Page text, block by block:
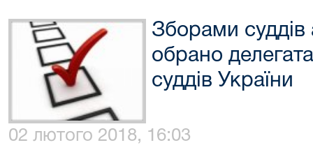
Зборами суддів
обрано
суддів України
02 лютого 2018, 16:03